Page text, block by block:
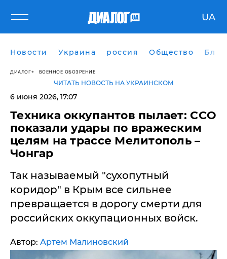
UA
Новости Украина россия Общество
ДИАЛОГ ВОЕННОЕ ОБОЗРЕНИЕ
ЧИТАТЬ НОВОСТЬ НА УКРАИНСКОМ
6 июня 2026, 17:07
Техника оккупантов пылает: ССО
показали удары по вражеским
целям на трассе Мелитополь –
Чонгар
Так называемый "сухопутный
коридор" в Крым все сильнее
превращается в дорогу смерти для
российских оккупационных войск.
Автор: Артем Малиновский